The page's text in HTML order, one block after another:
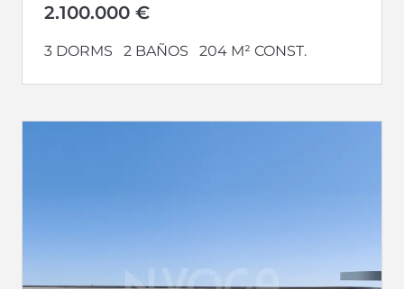
2.100.000 €
3 DORMS 2 BAÑOS 204 M² CONST.